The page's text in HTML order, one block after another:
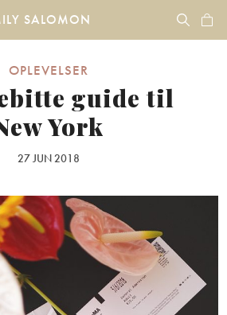
SALOMON
OPLEVELSER
guide til
York
27 JUN 2018